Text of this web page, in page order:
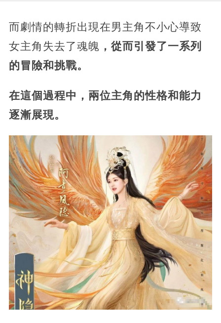
而劇情的轉折出現在男主角不小心導致
女主角失去了魂魄 ，從而引發了一系列
的冒險和挑戰。
在這個過程中，兩位主角的性格和能力
逐漸展現。